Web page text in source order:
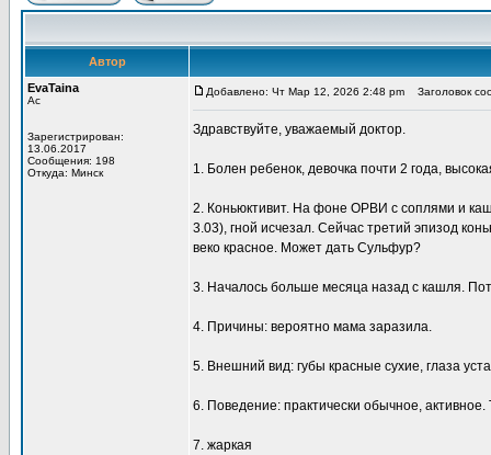
Автор
EvaTaina
Ас
Зарегистрирован:
13.06.2017
Сообщения: 198
Откуда: Минск
Добавлено: Чт Мар 12, 2026 2:48 pm Заголовок
Здравствуйте, уважаемый доктор.
1. Болен ребенок, девочка почти 2 года,
2. Коньюктивит. На фоне ОРВИ с соплями и
3.03), гной исчезал. Сейчас третий эпизод
веко красное. Может дать Сульфур?
3. Началось больше месяца назад с кашля.
4. Причины: вероятно мама заразила.
5. Внешний вид: губы красные сухие, глаза
6. Поведение: практически обычное,
7. жаркая